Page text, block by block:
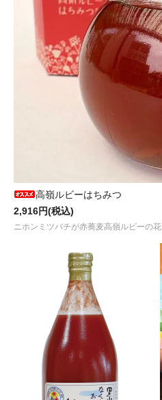
高嶺ルビーはちみつ
2,916円(税込)
ニホンミツバチが赤蕎麦高嶺ルビーの